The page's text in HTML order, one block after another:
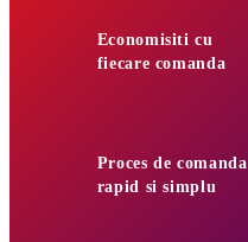
Economisiti cu
fiecare comanda
Proces de comanda
rapid si simplu